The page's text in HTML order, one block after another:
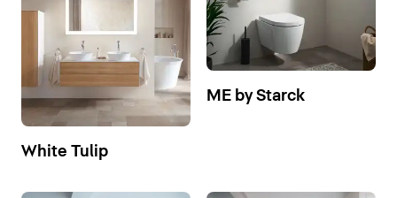
White Tulip
ME by Starck